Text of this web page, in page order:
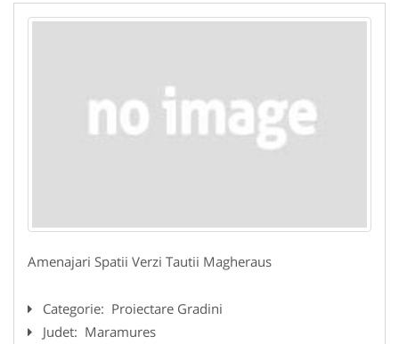
Amenajari Spatii Verzi Tautii Magheraus
Categorie: Proiectare Gradini
Judet: Maramures